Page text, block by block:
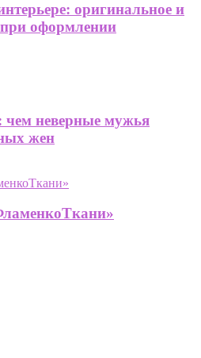
оригинальное и
оформлении
чем неверные мужья
жен